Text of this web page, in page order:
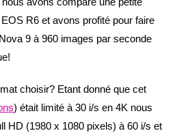
R6 et avons profité pour faire
9 à 960 images par seconde
choisir? Etant donné que cet
) était limité à 30 i/s en 4K nous
HD (1980 x 1080 pixels) à 60 i/s et